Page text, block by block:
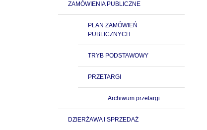
ZAMÓWIENIA PUBLICZNE
PLAN ZAMÓWIEŃ
PUBLICZNYCH
TRYB PODSTAWOWY
PRZETARGI
Archiwum przetargi
DZIERŻAWA I SPRZEDAŻ